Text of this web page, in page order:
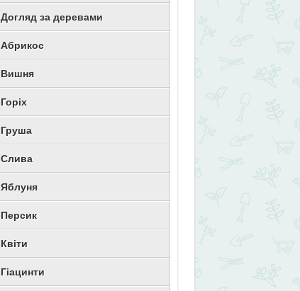
Догляд за деревами
Абрикос
Вишня
Горіх
Груша
Слива
Яблуня
Персик
Квіти
Гіацинти